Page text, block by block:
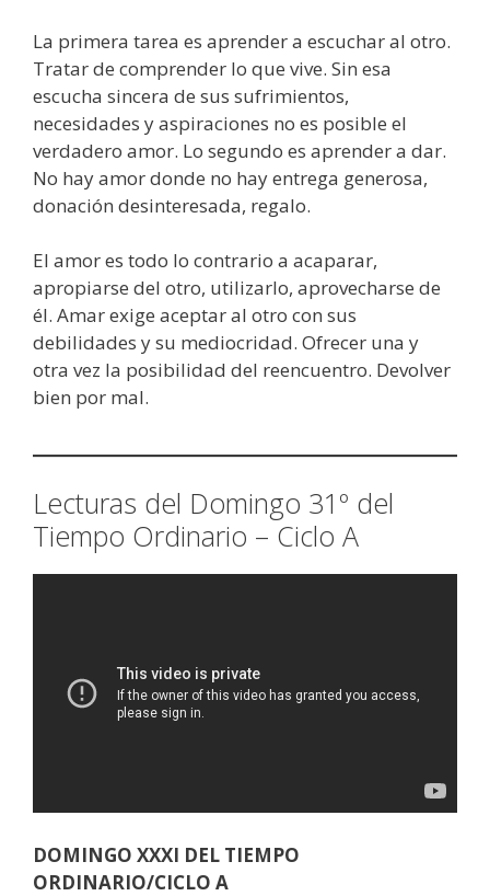
La primera tarea es aprender a escuchar al otro.
Tratar de comprender lo que vive. Sin esa
escucha sincera de sus sufrimientos,
necesidades y aspiraciones no es posible el
verdadero amor. Lo segundo es aprender a dar.
No hay amor donde no hay entrega generosa,
donación desinteresada, regalo.
El amor es todo lo contrario a acaparar,
apropiarse del otro, utilizarlo, aprovecharse de
él. Amar exige aceptar al otro con sus
debilidades y su mediocridad. Ofrecer una y
otra vez la posibilidad del reencuentro. Devolver
bien por mal.
Lecturas del Domingo 31º del
Tiempo Ordinario – Ciclo A
DOMINGO XXXI DEL TIEMPO
ORDINARIO/CICLO A